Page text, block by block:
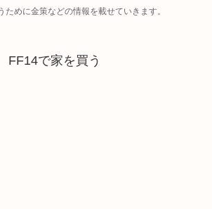
ために金策などの情報を載せていきます。
FF14で家を買う